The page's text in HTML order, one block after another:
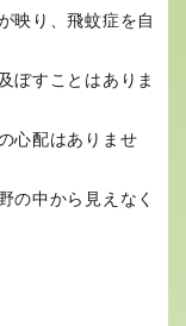
映り、飛蚊症を自
ぼすことはありま
心配はありませ
の中から見えなく